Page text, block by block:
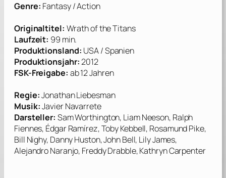
Genre: Fantasy / Action
Originaltitel: Wrath of the Titans
Laufzeit: 99 min.
Produktionsland: USA / Spanien
Produktionsjahr:2012
FSK-Freigabe: ab 12 Jahren
Regie:Jonathan Liebesman
Musik:Javier Navarrete
Darsteller: Sam Worthington, Liam Neeson, Ralph
Fiennes, Édgar Ramírez, Toby Kebbell, Rosamund Pike,
Bill Nighy, Danny Huston, John Bell, Lily James,
Alejandro Naranjo, Freddy Drabble, Kathryn Carpenter